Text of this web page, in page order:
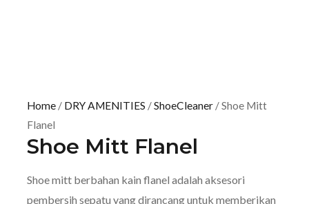
Home / DRY AMENITIES /ShoeCleaner / Shoe Mitt
Flanel
Shoe Mitt Flanel
Shoe mitt berbahan kain flanel adalah aksesori
pembersih sepatu yang dirancang untuk memberikan